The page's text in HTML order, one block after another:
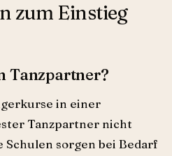
zum Einstieg
Tanzpartner?
in einer
Tanzpartner nicht
sorgen bei Bedarf